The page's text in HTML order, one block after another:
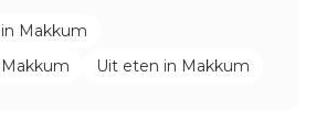
Makkum
Makkum Uit eten in Makkum